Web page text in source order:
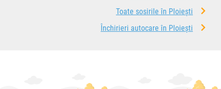
Toate sosirile în Ploiești
Închirieri autocare în Ploiești